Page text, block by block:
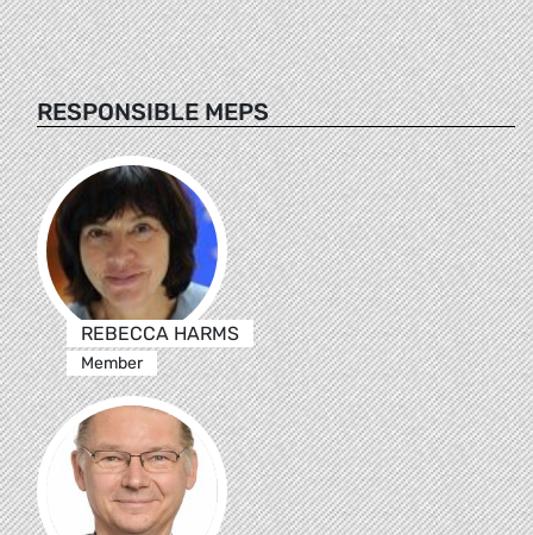
RESPONSIBLE MEPS
REBECCA HARMS
Member